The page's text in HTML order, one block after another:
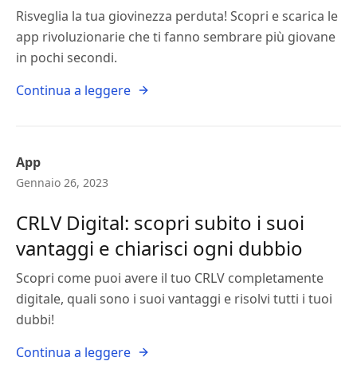
Risveglia la tua giovinezza perduta! Scopri e scarica le
app rivoluzionarie che ti fanno sembrare più giovane
in pochi secondi.
Continua a leggere
App
Gennaio 26, 2023
CRLV Digital: scopri subito i suoi
vantaggi e chiarisci ogni dubbio
Scopri come puoi avere il tuo CRLV completamente
digitale, quali sono i suoi vantaggi e risolvi tutti i tuoi
dubbi!
Continua a leggere